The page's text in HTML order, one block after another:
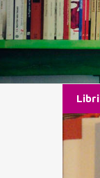
Libri